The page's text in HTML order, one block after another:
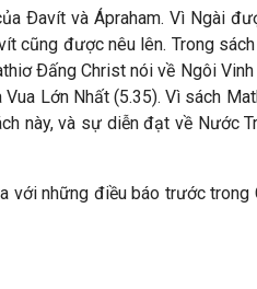
Ðavít và Ápraham. Vì Ngài
cũng được nêu lên. Trong
Ðấng Christ nói về Ngôi Vinh
Lớn Nhất (5.35). Vì sách
này, và sự diễn đạt về Nước
với những điều báo trước trong